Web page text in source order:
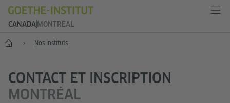
CANADA MONTRÉAL
Accueil Nos instituts
CONTACT ET INSCRIPTION
MONTRÉAL